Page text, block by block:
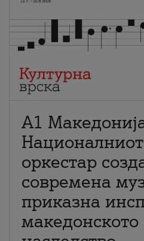
А1
оркестар
современа
приказна
македонското